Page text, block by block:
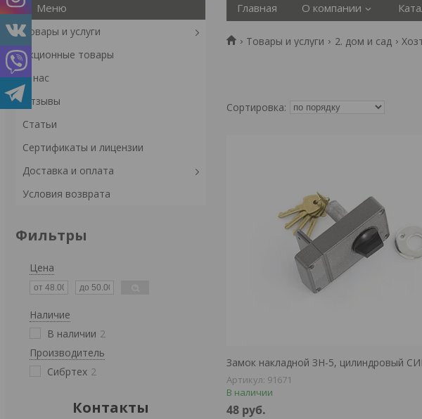
Товары и услуги
Акционные товары
О нас
Отзывы
Статьи
Сертификаты и лицензии
Доставка и оплата
Условия возврата
Фильтры
Цена
Наличие
В наличии 2
Производитель
Сибртех 2
Контакты
Главная О компании
Товары и услуги 2. дом и сад
Замок накладной ЗН-5, цилиндровый
91671
В наличии
48 руб.